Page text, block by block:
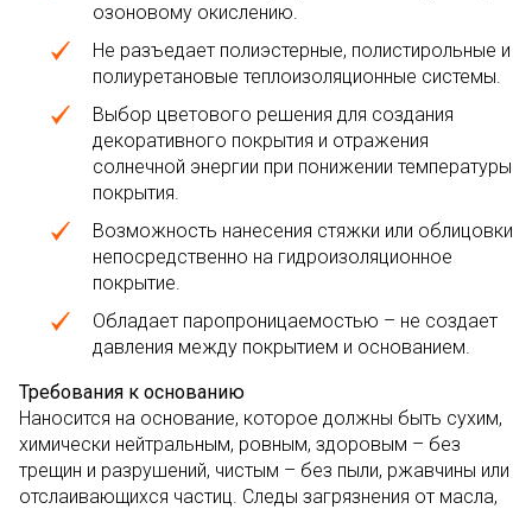
озоновому окислению.
Не разъедает полиэстерные, полистирольные и
полиуретановые теплоизоляционные системы.
Выбор цветового решения для создания
декоративного покрытия и отражения
солнечной энергии при понижении температуры
покрытия.
Возможность нанесения стяжки или облицовки
непосредственно на гидроизоляционное
покрытие.
Обладает паропроницаемостью – не создает
давления между покрытием и основанием.
Требования к основанию
Наносится на основание, которое должны быть сухим,
химически нейтральным, ровным, здоровым – без
трещин и разрушений, чистым – без пыли, ржавчины или
отслаивающихся частиц. Следы загрязнения от масла,